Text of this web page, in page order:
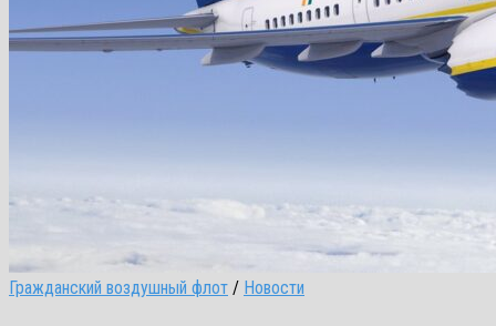
Гражданский воздушный флот / Новости